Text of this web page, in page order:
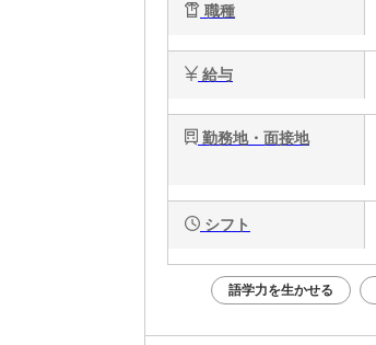
職種
給与
勤務地・面接地
シフト
語学力を生かせる